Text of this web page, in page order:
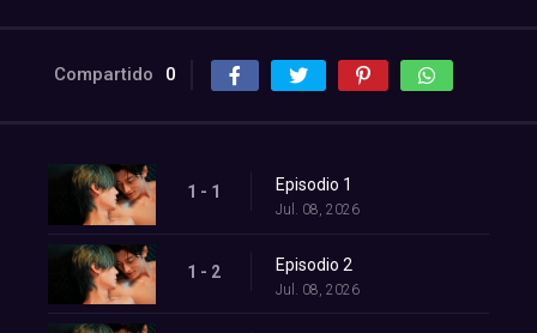
Compartido 0
1 - 1 Episodio 1
Jul. 08, 2026
1 - 2 Episodio 2
Jul. 08, 2026